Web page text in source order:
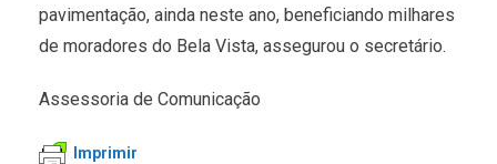
pavimentação, ainda neste ano, beneficiando milhares
de moradores do Bela Vista, assegurou o secretário.
Assessoria de Comunicação
Imprimir